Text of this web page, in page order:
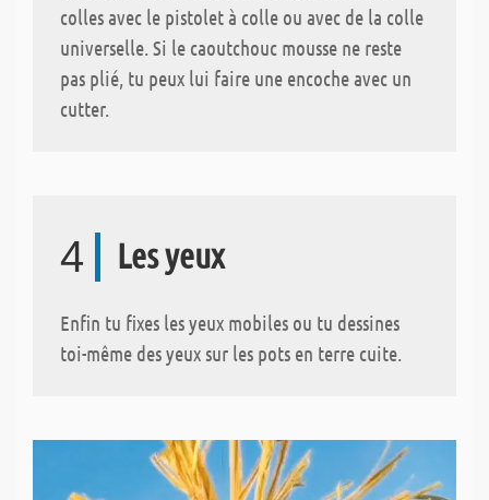
colles avec le pistolet à colle ou avec de la colle
universelle. Si le caoutchouc mousse ne reste
pas plié, tu peux lui faire une encoche avec un
cutter.
4 Les yeux
Enfin tu fixes les yeux mobiles ou tu dessines
toi-même des yeux sur les pots en terre cuite.